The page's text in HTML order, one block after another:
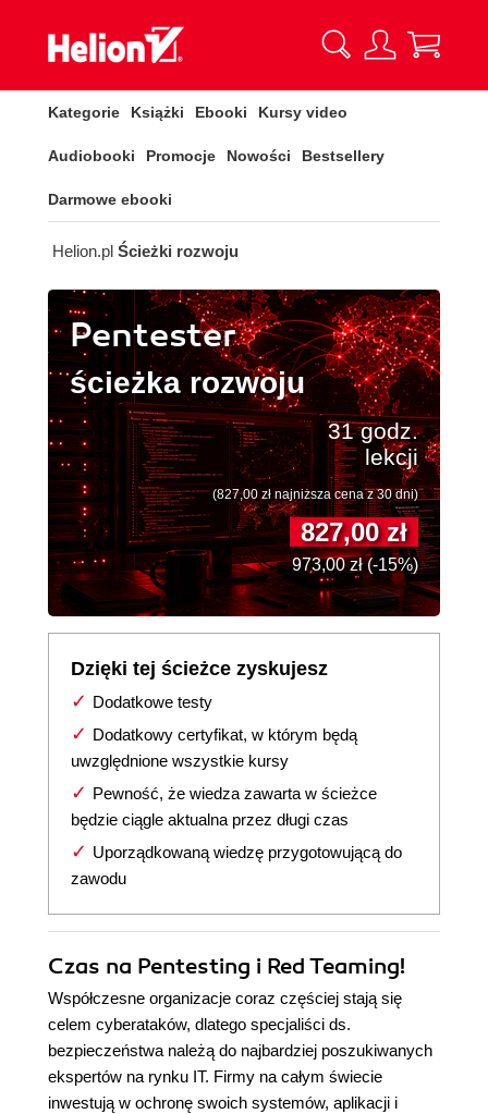
Kategorie Książki Ebooki Kursy video
Audiobooki Promocje Nowości Bestsellery
Darmowe ebooki
Helion.pl Ścieżki rozwoju
Pentester
ścieżka rozwoju
31 godz.
lekcji
(827,00 zł najniższa cena z 30 dni)
827,00 zł
973,00 zł (-15%)
Dzięki tej ścieżce zyskujesz
Dodatkowe testy
Dodatkowy certyfikat, w którym będą
uwzględnione wszystkie kursy
Pewność, że wiedza zawarta w ścieżce
będzie ciągle aktualna przez długi czas
Uporządkowaną wiedzę przygotowującą do
zawodu
Czas na Pentesting i Red Teaming!
Współczesne organizacje coraz częściej stają się
celem cyberataków, dlatego specjaliści ds.
bezpieczeństwa należą do najbardziej poszukiwanych
ekspertów na rynku IT. Firmy na całym świecie
inwestują w ochronę swoich systemów, aplikacji i